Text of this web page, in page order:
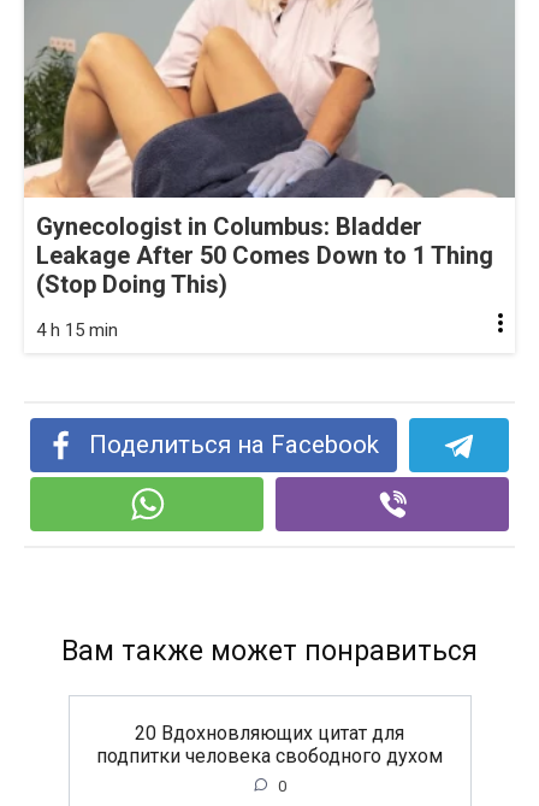
Gynecologist in Columbus: Bladder
Leakage After 50 Comes Down to 1 Thing
(Stop Doing This)
4 h 15 min
Поделиться на Facebook
Вам также может понравиться
20 Вдохновляющих цитат для
подпитки человека свободного духом
0